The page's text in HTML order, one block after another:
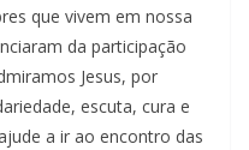
que vivem em nossa
da participação
Jesus, por
escuta, cura e
a ir ao encontro das